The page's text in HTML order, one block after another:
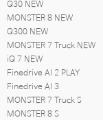
Q30 NEW
MONSTER 8 NEW
Q300 NEW
MONSTER 7 Truck NEW
iQ 7 NEW
Finedrive AI 2 PLAY
Finedrive AI 3
MONSTER 7 Truck S
MONSTER 8 S